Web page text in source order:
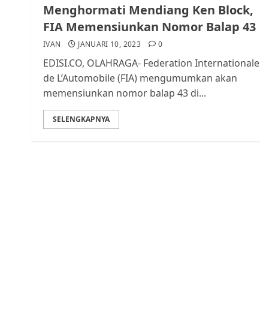
Menghormati Mendiang Ken Block,
FIA Memensiunkan Nomor Balap 43
IVAN JANUARI 10, 2023 0
EDISI.CO, OLAHRAGA- Federation Internationale
de L’Automobile (FIA) mengumumkan akan
memensiunkan nomor balap 43 di...
SELENGKAPNYA